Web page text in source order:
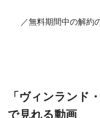
／無料期間中の解約
「ヴィンランド
で見れる動画